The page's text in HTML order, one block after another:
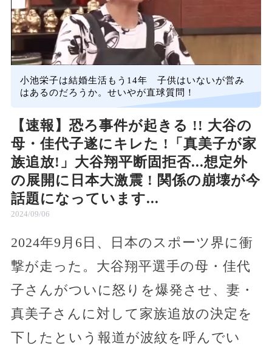
小池栄子は結婚生活もう14年 子供はいないが営み
はあるのだろうか。せいやが直球質問！
【速報】恐ろ事件が起きる !! 大谷の
母・佳代子遂にキレた !「真美子が家
族追放!」大谷翔平断固拒否...想定外
の展開に日本大激震 ! 関係の崩壊が今
話題になっています...
2024/09/06
2024年9月6日、日本のスポーツ界に衝
撃が走った。大谷翔平選手の母・佳代
子さんがついに怒りを爆発させ、妻・
真美子さんに対して家族追放の決定を
下したという報道が波紋を呼んでい